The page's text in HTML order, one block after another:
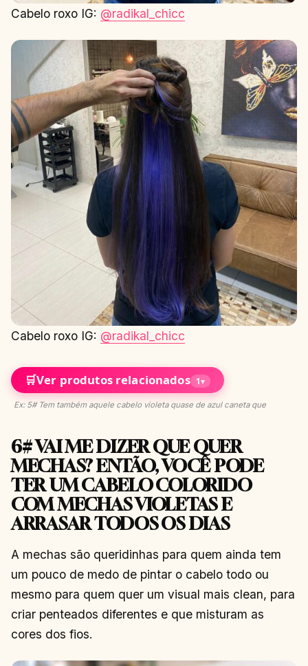
Cabelo roxo IG: @radikal_chicc
Cabelo roxo IG: @radikal_chicc
🛒Ver produtos relacionados 1▾
Ex: 5# Tem também aquele cabelo violeta quase de azul caneta que
6# VAI ME DIZER QUE QUER
MECHAS? ENTÃO, VOCÊ PODE
TER UM CABELO COLORIDO
COM MECHAS VIOLETAS E
ARRASAR TODOS OS DIAS
A mechas são queridinhas para quem ainda tem
um pouco de medo de pintar o cabelo todo ou
mesmo para quem quer um visual mais clean, para
criar penteados diferentes e que misturam as
cores dos fios.